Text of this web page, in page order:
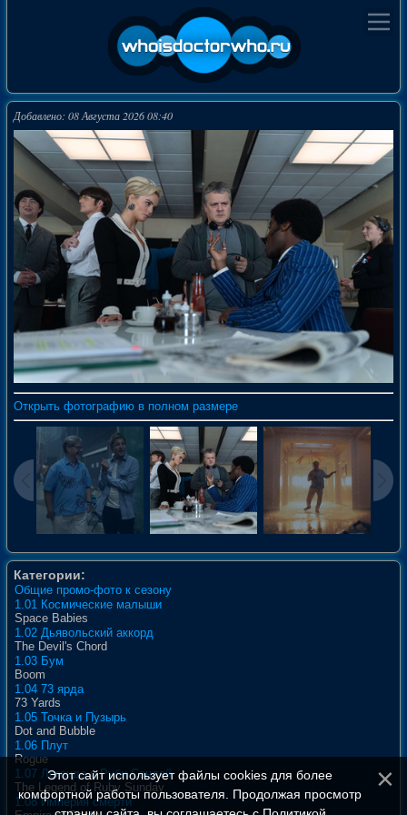
Добавлено: 08 Августа 2026 08:40
Открыть фотографию в полном размере
Категории:
Общие промо-фото к сезону
1.01 Космические малыши
Space Babies
1.02 Дьявольский аккорд
The Devil's Chord
1.03 Бум
Boom
1.04 73 ярда
73 Yards
1.05 Точка и Пузырь
Dot and Bubble
1.06 Плут
Rogue
1.07 Легенда о Руби Сандей
The Legend of Ruby Sunday
1.08 Империя смерти
Этот сайт использует файлы cookies для более
комфортной работы пользователя. Продолжая просмотр